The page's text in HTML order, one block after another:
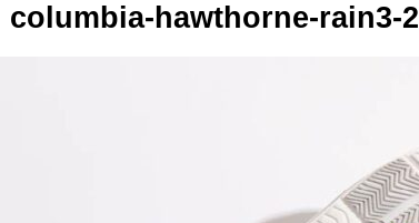
columbia-hawthorne-rain3-2